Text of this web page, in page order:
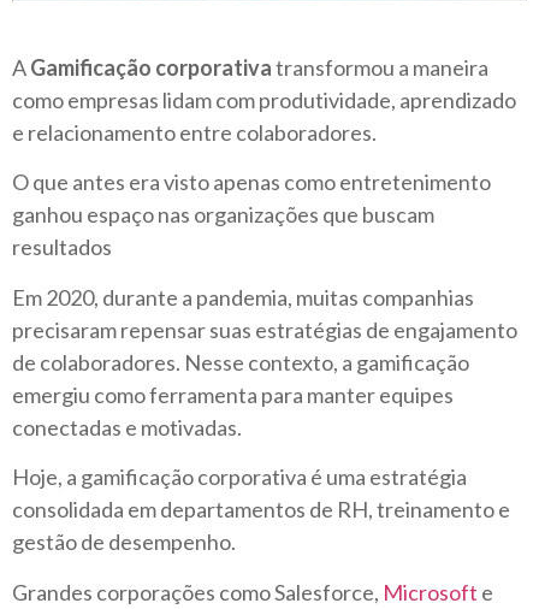
AGamificação corporativatransformou a maneira
como empresas lidam com produtividade, aprendizado
e relacionamento entre colaboradores.
O que antes era visto apenas como entretenimento
ganhou espaço nas organizações que buscam
resultados
Em 2020, durante a pandemia, muitas companhias
precisaram repensar suas estratégias de engajamento
de colaboradores. Nesse contexto, a gamificação
emergiu como ferramenta para manter equipes
conectadas e motivadas.
Hoje, a gamificação corporativa é uma estratégia
consolidada em departamentos de RH, treinamento e
gestão de desempenho.
Grandes corporações como Salesforce, Microsoft e